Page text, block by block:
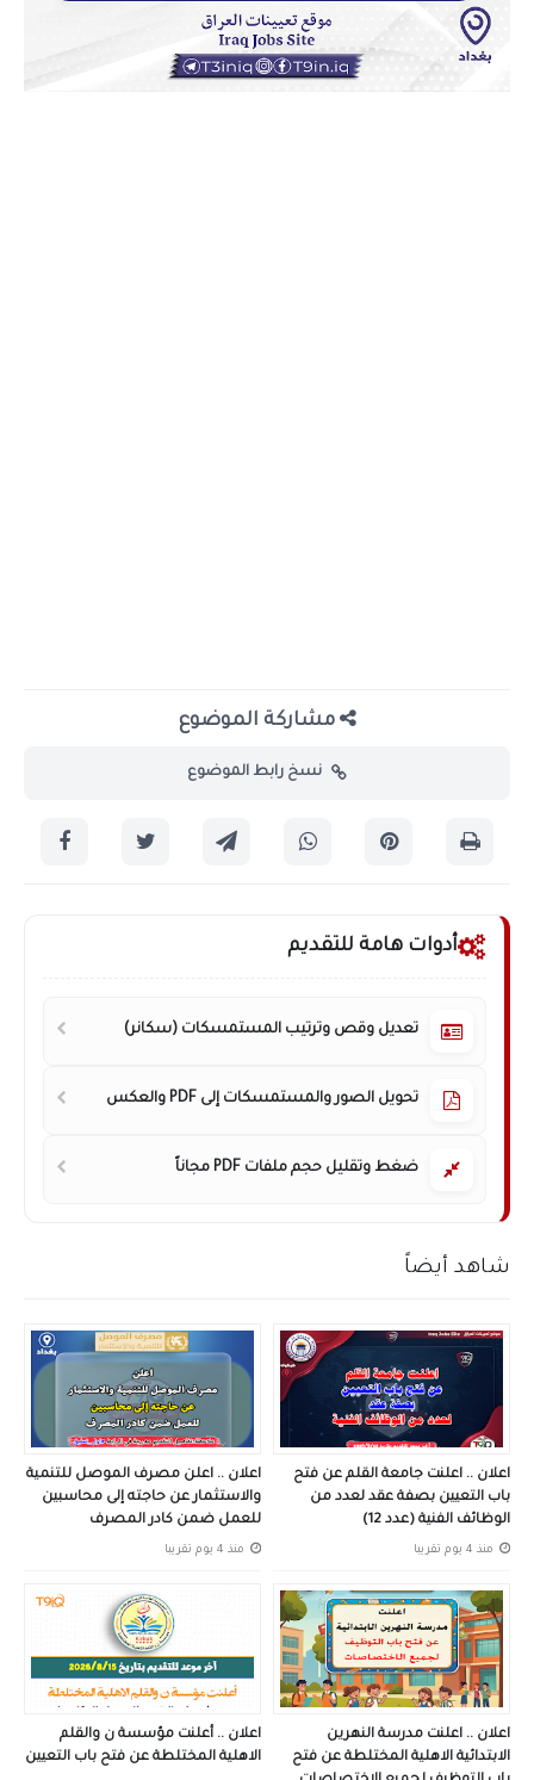
مشاركة الموضوع
نسخ رابط الموضوع
أدوات هامة للتقديم
تعديل وقص وترتيب المستمسكات (سكانر)
تحويل الصور والمستمسكات إلى PDF والعكس
ضغط وتقليل حجم ملفات PDF مجاناً
شاهد أيضاً
اعلان .. اعلنت جامعة القلم عن فتح
باب التعيين بصفة عقد لعدد من
الوظائف الفنية (عدد 12)
منذ 4 يوم تقريبا
اعلان .. اعلن مصرف الموصل للتنمية
والاستثمار عن حاجته إلى محاسبين
للعمل ضمن كادر المصرف
منذ 4 يوم تقريبا
اعلان .. اعلنت مدرسة النهرين
الابتدائية الاهلية المختلطة عن فتح
اعلان .. أعلنت مؤسسة ن والقلم
الاهلية المختلطة عن فتح باب التعيين